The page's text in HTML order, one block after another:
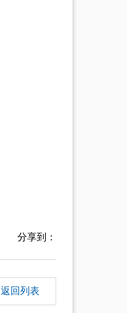
分享到：
返回列表